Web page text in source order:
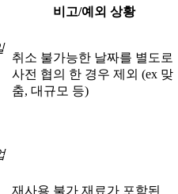
비고/예외 상황
취소 불가능한 날짜를 별도로
사전 협의 한 경우 제외 (ex 맞
춤, 대규모 등)
재사용 불가 재료가 포함된